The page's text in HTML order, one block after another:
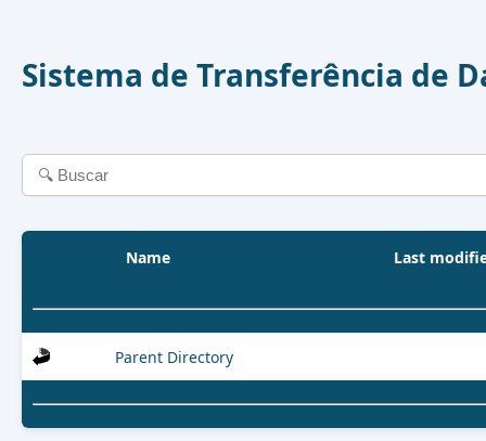
Sistema de Transferência de
Name Last
Parent Directory